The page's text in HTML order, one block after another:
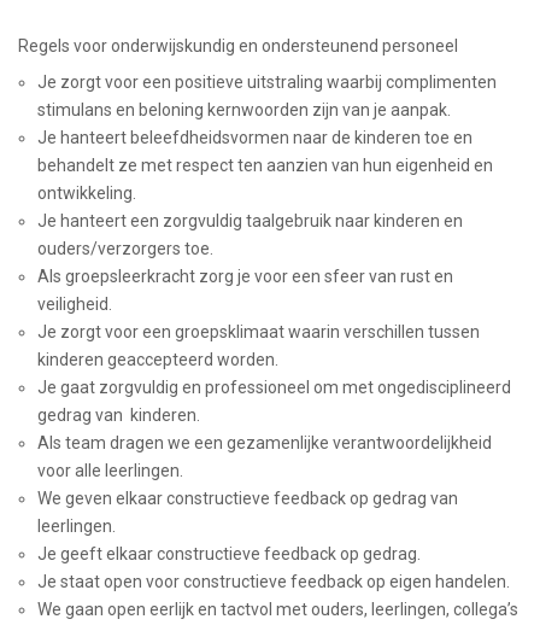
Regels voor onderwijskundig en ondersteunend personeel
Je zorgt voor een positieve uitstraling waarbij complimenten
stimulans en beloning kernwoorden zijn van je aanpak.
Je hanteert beleefdheidsvormen naar de kinderen toe en
behandelt ze met respect ten aanzien van hun eigenheid en
ontwikkeling.
Je hanteert een zorgvuldig taalgebruik naar kinderen en
ouders/verzorgers toe.
Als groepsleerkracht zorg je voor een sfeer van rust en
veiligheid.
Je zorgt voor een groepsklimaat waarin verschillen tussen
kinderen geaccepteerd worden.
Je gaat zorgvuldig en professioneel om met ongedisciplineerd
gedrag van kinderen.
Als team dragen we een gezamenlijke verantwoordelijkheid
voor alle leerlingen.
We geven elkaar constructieve feedback op gedrag van
leerlingen.
Je geeft elkaar constructieve feedback op gedrag.
Je staat open voor constructieve feedback op eigen handelen.
We gaan open eerlijk en tactvol met ouders, leerlingen, collega’s